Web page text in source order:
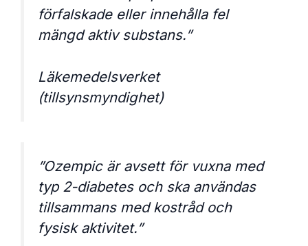
förfalskade eller innehålla fel
mängd aktiv substans.”
Läkemedelsverket
(tillsynsmyndighet)
”Ozempic är avsett för vuxna med
typ 2-diabetes och ska användas
tillsammans med kostråd och
fysisk aktivitet.”